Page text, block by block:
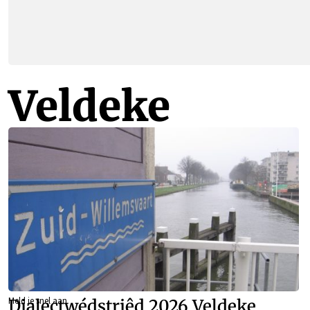
Veldeke
Meld je snel aan